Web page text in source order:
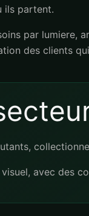
ils partent.
par lumiere,
des clients
avec des